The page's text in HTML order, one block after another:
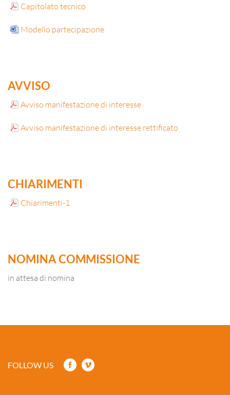
Capitolato tecnico
Modello partecipazione
AVVISO
Avviso manifestazione di interesse
Avviso manifestazione di interesse rettificato
CHIARIMENTI
Chiarimenti-1
NOMINA COMMISSIONE
in attesa di nomina
FOLLOW US